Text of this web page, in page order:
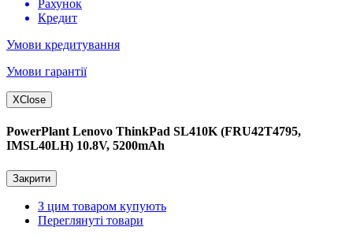
Рахунок
Кредит
Умови кредитування
Умови гарантії
XClose
PowerPlant Lenovo ThinkPad SL410K (FRU42T4795,
IMSL40LH) 10.8V, 5200mAh
Закрити
З цим товаром купують
Переглянуті товари